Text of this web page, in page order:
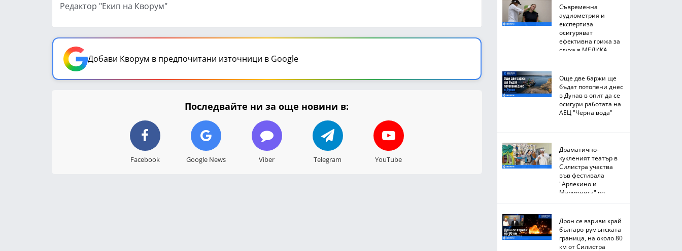
Редактор "Екип на Кворум"
Добави Кворум в предпочитани източници в Google
Последвайте ни за още новини в:
Facebook Google News Viber Telegram YouTube
Съвременна
аудиометрия и
експертиза
осигуряват
ефективна грижа за
слуха в МЕДИКА
Още две баржи ще
бъдат потопени днес
в Дунав в опит да се
осигури работата на
АЕЦ "Черна вода"
Драматично-
кукленият театър в
Силистра участва
във фестивала
"Арлекино и
Марионета" по
Дрон се взриви край
българо-румънската
граница, на около 80
км от Силистра